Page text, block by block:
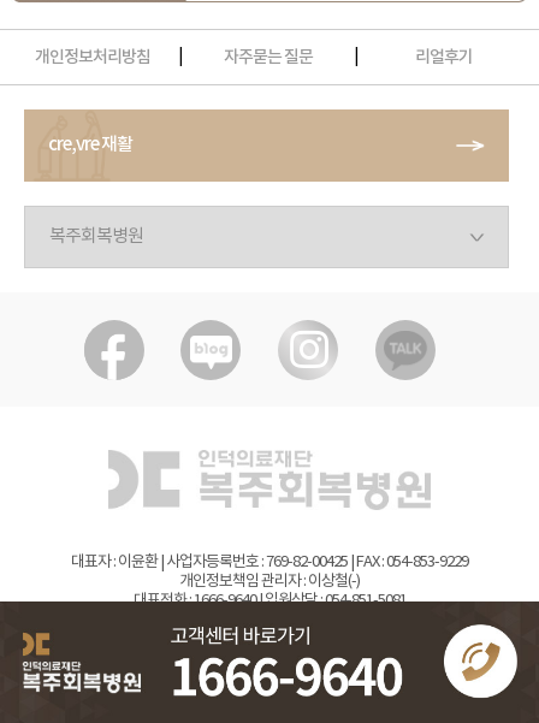
개인정보처리방침 자주묻는 질문 리얼후기
cre,vre 재활
대표자 : 이윤환 | 사업자등록번호 : 769-82-00425 | FAX : 054-853-9229
개인정보책임 관리자 : 이상철(-)
대표전화 : 1666-9640 | 입원상담 : 054-851-5081
Copyrights(C) bokju. All rights Reserved.